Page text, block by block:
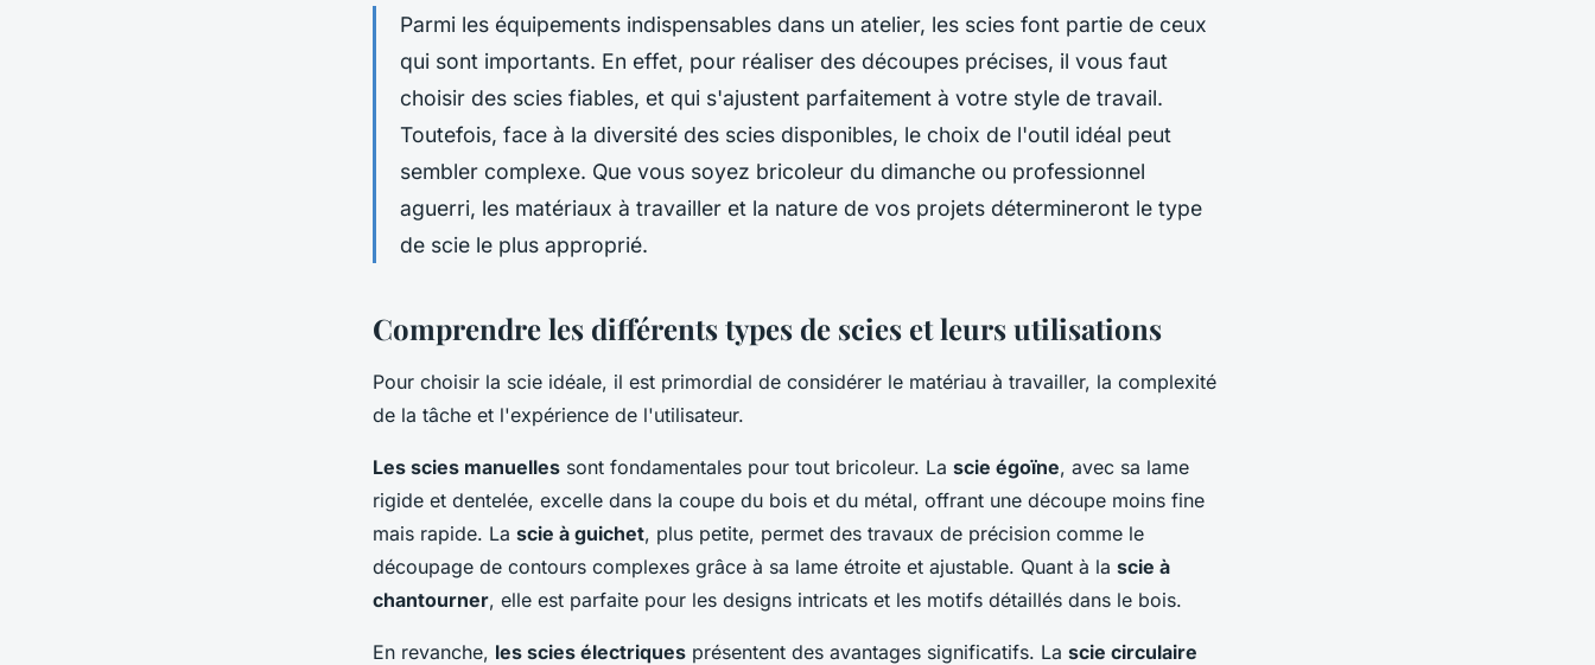
Parmi les équipements indispensables dans un atelier, les scies font partie de ceux
qui sont importants. En effet, pour réaliser des découpes précises, il vous faut
choisir des scies fiables, et qui s'ajustent parfaitement à votre style de travail.
Toutefois, face à la diversité des scies disponibles, le choix de l'outil idéal peut
sembler complexe. Que vous soyez bricoleur du dimanche ou professionnel
aguerri, les matériaux à travailler et la nature de vos projets détermineront le type
de scie le plus approprié.
Comprendre les différents types de scies et leurs utilisations
Pour choisir la scie idéale, il est primordial de considérer le matériau à travailler, la complexité
de la tâche et l'expérience de l'utilisateur.
Les scies manuelles sont fondamentales pour tout bricoleur. La scie égoïne, avec sa lame
rigide et dentelée, excelle dans la coupe du bois et du métal, offrant une découpe moins fine
mais rapide. La scie à guichet, plus petite, permet des travaux de précision comme le
découpage de contours complexes grâce à sa lame étroite et ajustable. Quant à la scie à
chantourner, elle est parfaite pour les designs intricats et les motifs détaillés dans le bois.
En revanche, les scies électriques présentent des avantages significatifs. La scie circulaire